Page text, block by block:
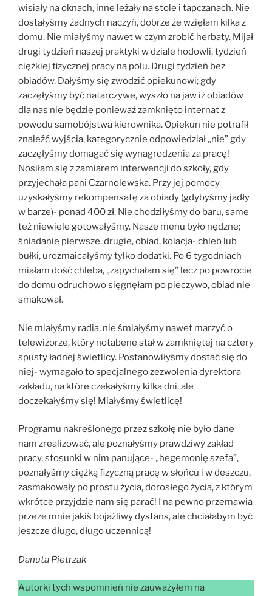
wisiały na oknach, inne leżały na stole i tapczanach. Nie
dostałyśmy żadnych naczyń, dobrze że wzięłam kilka z
domu. Nie miałyśmy nawet w czym zrobić herbaty. Mijał
drugi tydzień naszej praktyki w dziale hodowli, tydzień
ciężkiej fizycznej pracy na polu. Drugi tydzień bez
obiadów. Dałyśmy się zwodzić opiekunowi; gdy
zaczęłyśmy być natarczywe, wyszło na jaw iż obiadów
dla nas nie będzie ponieważ zamknięto internat z
powodu samobójstwa kierownika. Opiekun nie potrafił
znaleźć wyjścia, kategorycznie odpowiedział „nie” gdy
zaczęłyśmy domagać się wynagrodzenia za pracę!
Nosiłam się z zamiarem interwencji do szkoły, gdy
przyjechała pani Czarnolewska. Przy jej pomocy
uzyskałyśmy rekompensatę za obiady (gdybyśmy jadły
w barze)- ponad 400 zł. Nie chodziłyśmy do baru, same
też niewiele gotowałyśmy. Nasze menu było nędzne;
śniadanie pierwsze, drugie, obiad, kolacja- chleb lub
bułki, urozmaicałyśmy tylko dodatki. Po 6 tygodniach
miałam dość chleba, „zapychałam się” lecz po powrocie
do domu odruchowo sięgnęłam po pieczywo, obiad nie
smakował.
Nie miałyśmy radia, nie śmiałyśmy nawet marzyć o
telewizorze, który notabene stał w zamkniętej na cztery
spusty ładnej świetlicy. Postanowiłyśmy dostać się do
niej- wymagało to specjalnego zezwolenia dyrektora
zakładu, na które czekałyśmy kilka dni, ale
doczekałyśmy się! Miałyśmy świetlicę!
Programu nakreślonego przez szkołę nie było dane
nam zrealizować, ale poznałyśmy prawdziwy zakład
pracy, stosunki w nim panujące- „hegemonię szefa”,
poznałyśmy ciężką fizyczną pracę w słońcu i w deszczu,
zasmakowały po prostu życia, dorosłego życia, z którym
wkrótce przyjdzie nam się parać! I na pewno przemawia
przeze mnie jakiś bojaźliwy dystans, ale chciałabym być
jeszcze długo, długo uczennicą!
Danuta Pietrzak
Autorki tych wspomnień nie zauważyłem na